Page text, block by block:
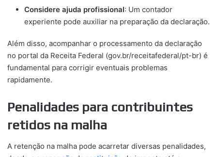
Considere ajuda profissional: Um contador
experiente pode auxiliar na preparação da declaração.
Além disso, acompanhar o processamento da declaração
no portal da Receita Federal (gov.br/receitafederal/pt-br) é
fundamental para corrigir eventuais problemas
rapidamente.
Penalidades para contribuintes
retidos na malha
A retenção na malha pode acarretar diversas penalidades,